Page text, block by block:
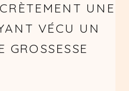
UNE
VÉCU UN
GROSSESSE